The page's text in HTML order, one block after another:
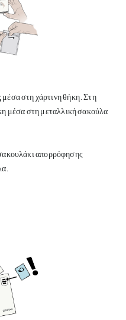
μέσα στη χάρτινη θήκη. Στη
μέσα στη μεταλλική σακούλα
απορρόφησης